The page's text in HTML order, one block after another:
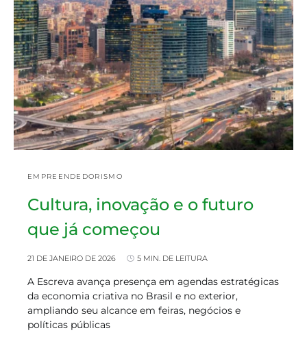
EMPREENDEDORISMO
Cultura, inovação e o futuro
que já começou
21 DE JANEIRO DE 2026 5 MIN. DE LEITURA
A Escreva avança presença em agendas estratégicas
da economia criativa no Brasil e no exterior,
ampliando seu alcance em feiras, negócios e
políticas públicas